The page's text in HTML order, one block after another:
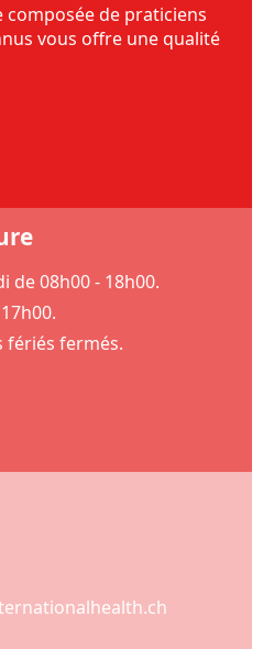
de praticiens
vous offre une qualité
de 08h00 - 18h00.
fériés fermés.